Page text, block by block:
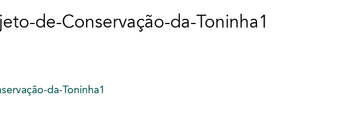
de-Conservação-da-Toninha1
da-Toninha1